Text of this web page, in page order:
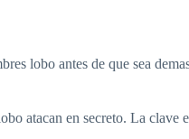
lobo antes de que sea
atacan en secreto. La clave